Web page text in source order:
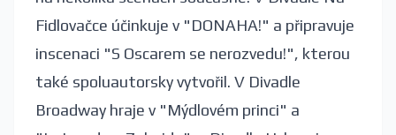
Fidlovačce účinkuje v "DONAHA!" a připravuje
inscenaci "S Oscarem se nerozvedu!", kterou
také spoluautorsky vytvořil. V Divadle
Broadway hraje v "Mýdlovém princi" a